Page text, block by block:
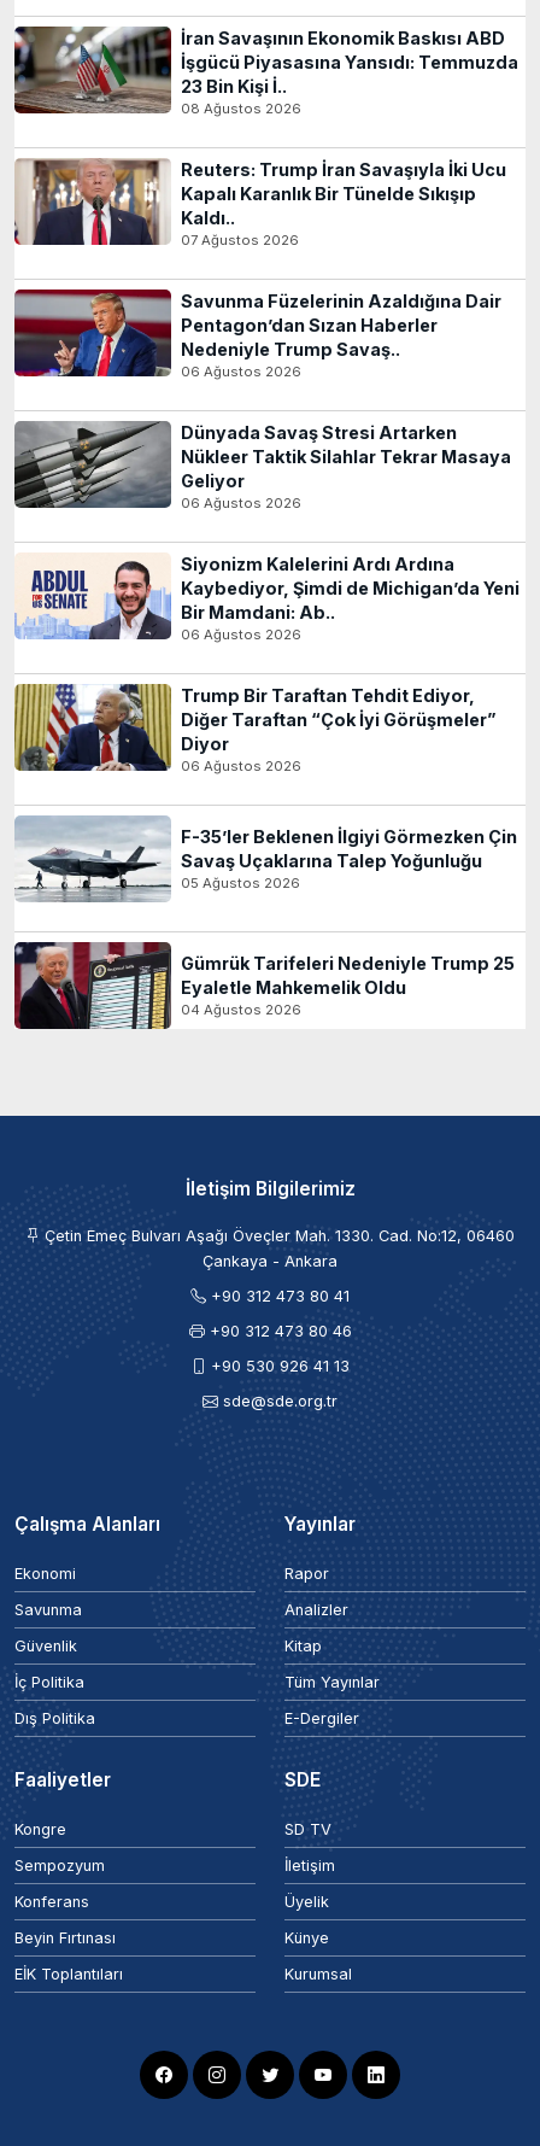
İran Savaşının Ekonomik Baskısı ABD
İşgücü Piyasasına Yansıdı: Temmuzda
23 Bin Kişi İ..
08 Ağustos 2026
Reuters: Trump İran Savaşıyla İki Ucu
Kapalı Karanlık Bir Tünelde Sıkışıp
Kaldı..
07 Ağustos 2026
Savunma Füzelerinin Azaldığına Dair
Pentagon’dan Sızan Haberler
Nedeniyle Trump Savaş..
06 Ağustos 2026
Dünyada Savaş Stresi Artarken
Nükleer Taktik Silahlar Tekrar Masaya
Geliyor
06 Ağustos 2026
Siyonizm Kalelerini Ardı Ardına
Kaybediyor, Şimdi de Michigan’da Yeni
Bir Mamdani: Ab..
06 Ağustos 2026
Trump Bir Taraftan Tehdit Ediyor,
Diğer Taraftan “Çok İyi Görüşmeler”
Diyor
06 Ağustos 2026
F-35’ler Beklenen İlgiyi Görmezken Çin
Savaş Uçaklarına Talep Yoğunluğu
05 Ağustos 2026
Gümrük Tarifeleri Nedeniyle Trump 25
Eyaletle Mahkemelik Oldu
04 Ağustos 2026
İletişim Bilgilerimiz
Çetin Emeç Bulvarı Aşağı Öveçler Mah. 1330. Cad. No:12, 06460
Çankaya - Ankara
+90 312 473 80 41
+90 312 473 80 46
+90 530 926 41 13
sde@sde.org.tr
Çalışma Alanları
Ekonomi
Savunma
Güvenlik
İç Politika
Dış Politika
Yayınlar
Rapor
Analizler
Kitap
Tüm Yayınlar
E-Dergiler
Faaliyetler
Kongre
Sempozyum
Konferans
Beyin Fırtınası
EİK Toplantıları
SDE
SD TV
İletişim
Üyelik
Künye
Kurumsal